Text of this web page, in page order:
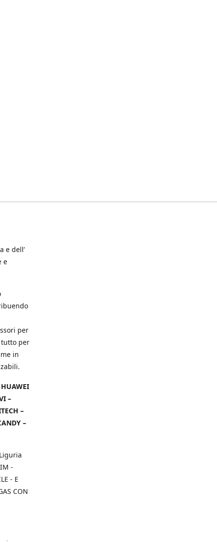
e dell’
e
per
per
in
–
–
–
-
- E
CON